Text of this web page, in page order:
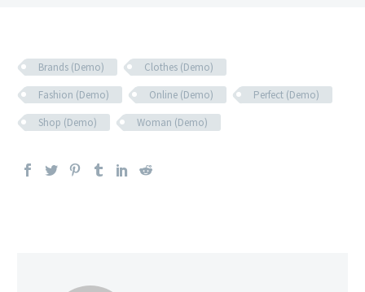
Brands (Demo)
Clothes (Demo)
Fashion (Demo)
Online (Demo)
Perfect (Demo)
Shop (Demo)
Woman (Demo)